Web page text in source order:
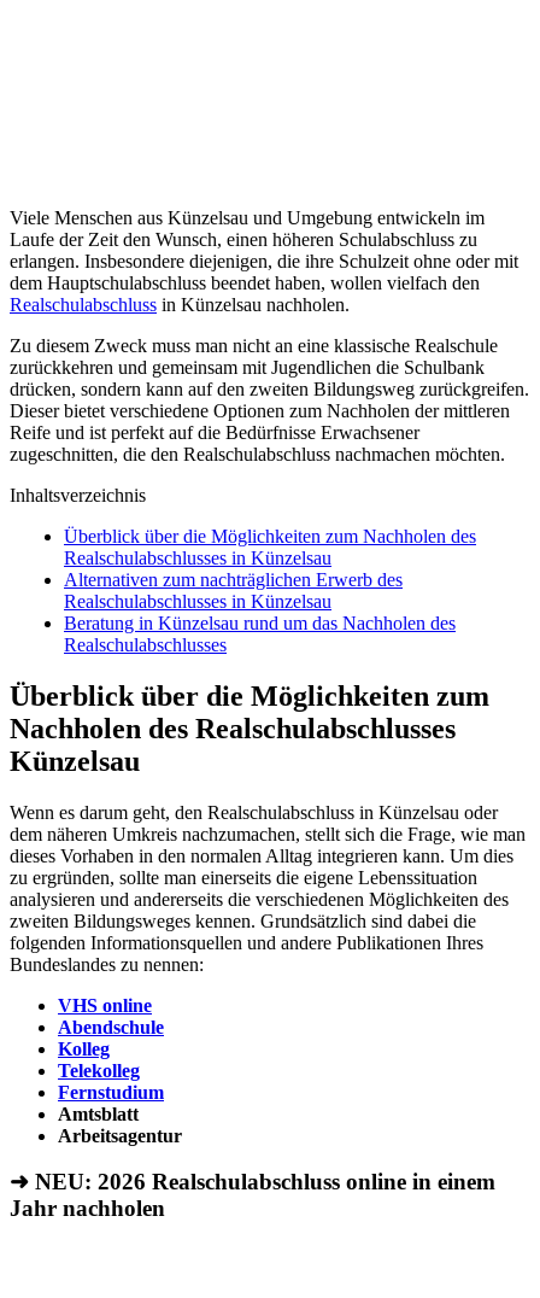
Viele Menschen aus Künzelsau und Umgebung entwickeln im
Laufe der Zeit den Wunsch, einen höheren Schulabschluss zu
erlangen. Insbesondere diejenigen, die ihre Schulzeit ohne oder mit
dem Hauptschulabschluss beendet haben, wollen vielfach den
Realschulabschluss in Künzelsau nachholen.
Zu diesem Zweck muss man nicht an eine klassische Realschule
zurückkehren und gemeinsam mit Jugendlichen die Schulbank
drücken, sondern kann auf den zweiten Bildungsweg zurückgreifen.
Dieser bietet verschiedene Optionen zum Nachholen der mittleren
Reife und ist perfekt auf die Bedürfnisse Erwachsener
zugeschnitten, die den Realschulabschluss nachmachen möchten.
Inhaltsverzeichnis
Überblick über die Möglichkeiten zum Nachholen des
Realschulabschlusses in Künzelsau
Alternativen zum nachträglichen Erwerb des
Realschulabschlusses in Künzelsau
Beratung in Künzelsau rund um das Nachholen des
Realschulabschlusses
Überblick über die Möglichkeiten zum
Nachholen des Realschulabschlusses
Künzelsau
Wenn es darum geht, den Realschulabschluss in Künzelsau oder
dem näheren Umkreis nachzumachen, stellt sich die Frage, wie man
dieses Vorhaben in den normalen Alltag integrieren kann. Um dies
zu ergründen, sollte man einerseits die eigene Lebenssituation
analysieren und andererseits die verschiedenen Möglichkeiten des
zweiten Bildungsweges kennen. Grundsätzlich sind dabei die
folgenden Informationsquellen und andere Publikationen Ihres
Bundeslandes zu nennen:
VHS online
Abendschule
Kolleg
Telekolleg
Fernstudium
Amtsblatt
Arbeitsagentur
➜ NEU: 2026 Realschulabschluss online in einem
Jahr nachholen